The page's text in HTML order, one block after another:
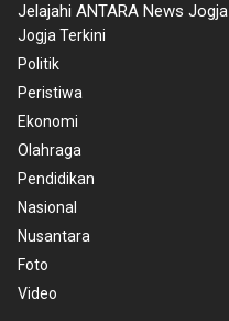
Jelajahi ANTARA News Jogja
Jogja Terkini
Politik
Peristiwa
Ekonomi
Olahraga
Pendidikan
Nasional
Nusantara
Foto
Video